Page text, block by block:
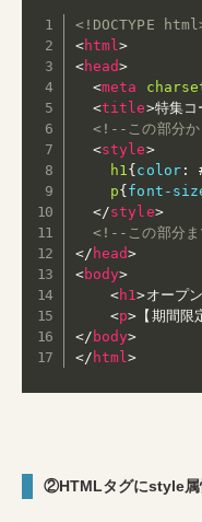
<!DOCTYPE
<html>
<head>
<meta
<title>特集コ
<!--この部分
<style>
h1{ color:
p{ font-
</style>
<!--この部分
</ head>
<body>
<h1>オープ
<p> 【期間
</ body>
</ html>
②HTMLタグにstyle属